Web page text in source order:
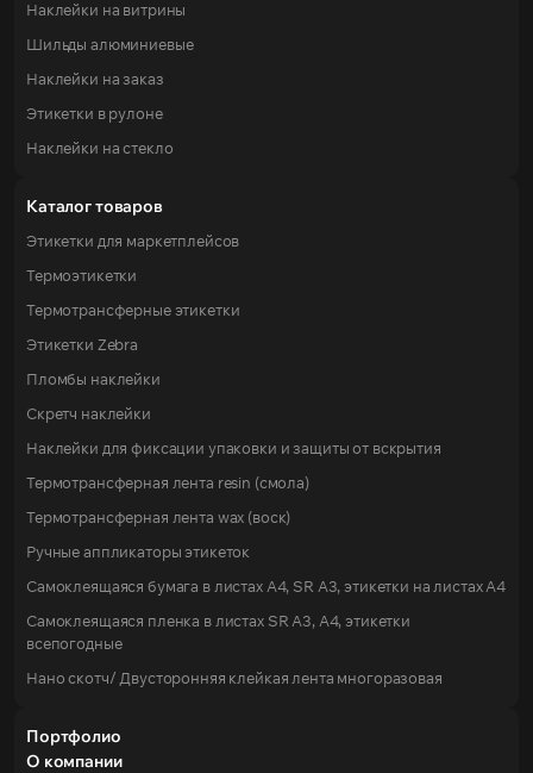
Наклейки на витрины
Шильды алюминиевые
Наклейки на заказ
Этикетки в рулоне
Наклейки на стекло
Каталог товаров
Этикетки для маркетплейсов
Термоэтикетки
Термотрансферные этикетки
Этикетки Zebra
Пломбы наклейки
Скретч наклейки
Наклейки для фиксации упаковки и защиты от вскрытия
Термотрансферная лента resin (смола)
Термотрансферная лента wax (воск)
Ручные аппликаторы этикеток
Самоклеящаяся бумага в листах А4, SR А3, этикетки на листах A4
Самоклеящаяся пленка в листах SR А3, А4, этикетки
всепогодные
Нано скотч/ Двусторонняя клейкая лента многоразовая
Портфолио
О компании